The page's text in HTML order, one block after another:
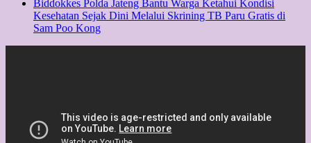
Biddokkes Polda Jateng Bantu Warga Ketahui Kondisi
Kesehatan Sejak Dini Melalui Skrining TB Paru Gratis di
Sam Poo Kong